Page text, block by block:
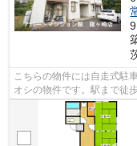
こちらの物件には自走式駐
オシの物件です。駅まで徒
ンション館 龍ヶ崎店が紹介